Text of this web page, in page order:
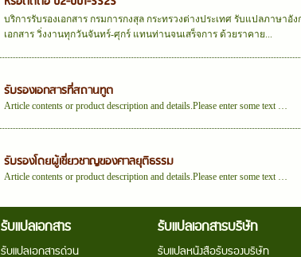
บริการรับรองเอกสาร กรมการกงสุล กระทรวงต่างประเทศ รับแปลภาษาอั
เอกสาร วิ่งงานทุกวันจันทร์-ศุกร์ แทนท่านจนเสร็จการ ด้วยราคาย...
รับรองเอกสารที่สถานทูต
Article contents or product description and details.Please enter some text …
รับรองโดยผู้เชี่ยวชาญของศาลยุติธรรม
Article contents or product description and details.Please enter some text …
รับแปลเอกสาร
รับแปลเอกสารด่วน
รับแปลเอกสารบริษัท
รับแปลหนังสือรับรองบริษัท